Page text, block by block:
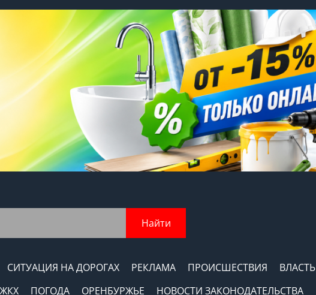
Найти
СИТУАЦИЯ НА ДОРОГАХ РЕКЛАМА ПРОИСШЕСТВИЯ
ВЛАСТЬ
ЖКХ ПОГОДА ОРЕНБУРЖЬЕ
НОВОСТИ ЗАКОНОДАТЕЛЬСТВА